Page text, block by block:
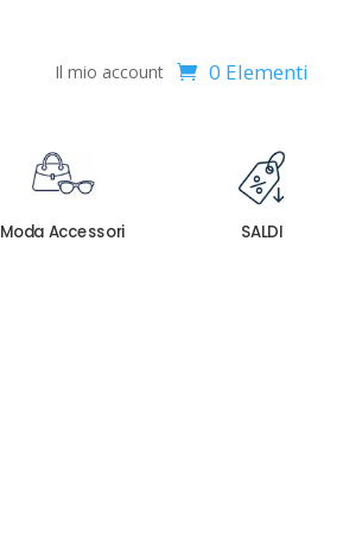
Il mio account 0 Elementi
Moda Accessori SALDI